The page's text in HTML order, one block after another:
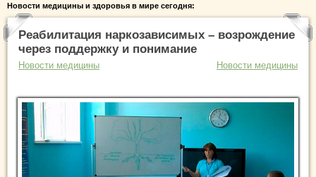
Новости медицины и здоровья в мире сегодня:
Реабилитация наркозависимых – возрождение
через поддержку и понимание
Новости медицины Новости медицины